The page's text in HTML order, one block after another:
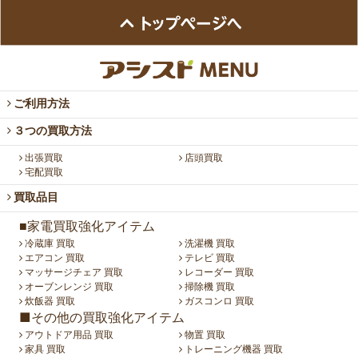
ご利用方法
３つの買取方法
出張買取
店頭買取
宅配買取
買取品目
■家電買取強化アイテム
冷蔵庫 買取
洗濯機 買取
エアコン 買取
テレビ 買取
マッサージチェア 買取
レコーダー 買取
オーブンレンジ 買取
掃除機 買取
炊飯器 買取
ガスコンロ 買取
■その他の買取強化アイテム
アウトドア用品 買取
物置 買取
家具 買取
トレーニング機器 買取